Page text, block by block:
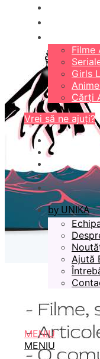
Filme
Girls
Cărți
Vrei să ne ajuți?
by UNIKA
Ajută
MENIU
MENIU